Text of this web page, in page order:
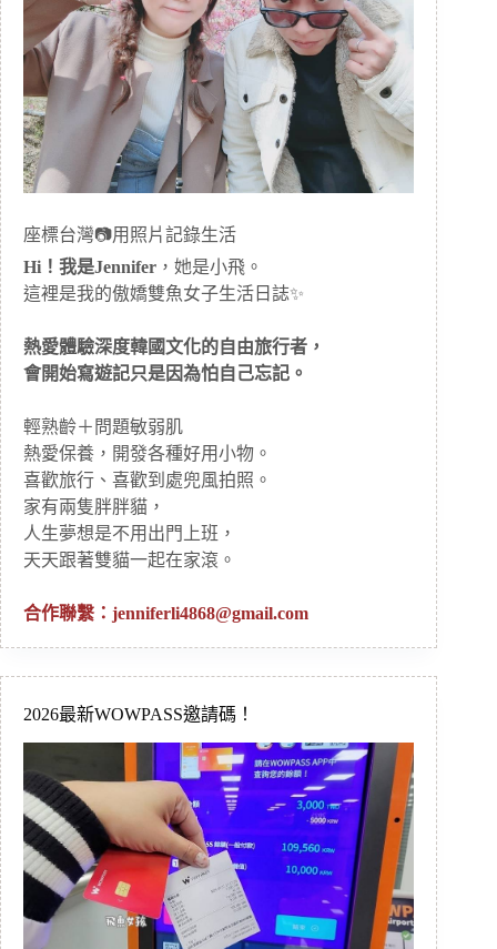
座標台灣📷用照片記錄生活
Hi！我是Jennifer ，她是小飛。
這裡是我的傲嬌雙魚女子生活日誌✨
熱愛體驗深度韓國文化的自由旅行者，
會開始寫遊記只是因為怕自己忘記。
輕熟齡＋問題敏弱肌
熱愛保養，開發各種好用小物。
喜歡旅行、喜歡到處兜風拍照。
家有兩隻胖胖貓，
人生夢想是不用出門上班，
天天跟著雙貓一起在家滾。
合作聯繫： jenniferli4868@gmail.com
2026最新WOWPASS邀請碼！